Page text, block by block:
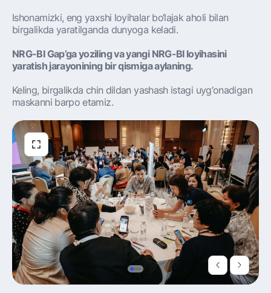
Ishonamizki, eng yaxshi loyihalar bo‘lajak aholi bilan
birgalikda yaratilganda dunyoga keladi.
NRG-BI Gap’ga yoziling va yangi NRG-BI loyihasini
yaratish jarayonining bir qismiga aylaning.
Keling, birgalikda chin dildan yashash istagi uyg‘onadigan
maskanni barpo etamiz.